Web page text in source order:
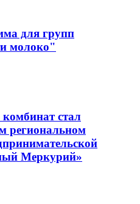
для групп
молоко"
стал
региональном
Меркурий»